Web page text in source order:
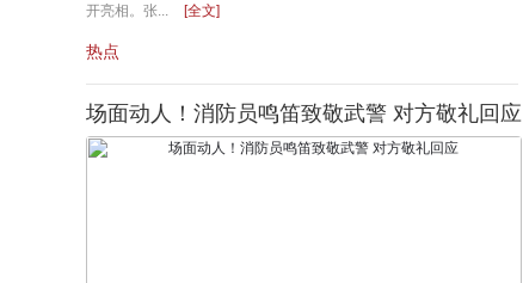
开亮相。张...
[全文]
热点
场面动人！消防员鸣笛致敬武警 对方敬礼回应